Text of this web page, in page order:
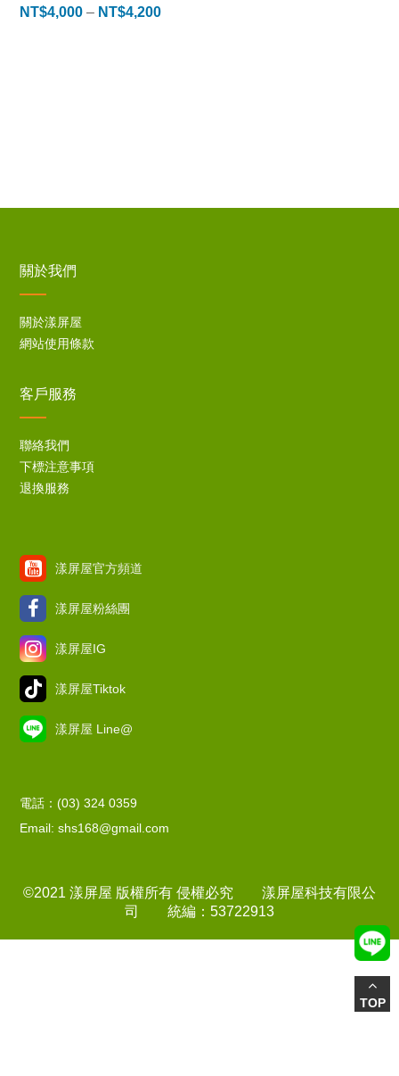
NT$4,000 – NT$4,200價
關於我們
關於漾屏屋
網站使用條款
客戶服務
聯絡我們
下標注意事項
退換服務
漾屏屋官方頻道
漾屏屋粉絲團
漾屏屋IG
漾屏屋Tiktok
漾屏屋 Line@
電話：(03) 324 0359
Email: shs168@gmail.com
©2021 漾屏屋 版權所有 侵權必究 漾屏屋科技有限公
司 統編：53722913
TOP